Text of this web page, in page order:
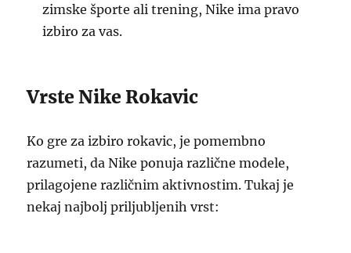
zimske športe ali trening, Nike ima pravo
izbiro za vas.
Vrste Nike Rokavic
Ko gre za izbiro rokavic, je pomembno
razumeti, da Nike ponuja različne modele,
prilagojene različnim aktivnostim. Tukaj je
nekaj najbolj priljubljenih vrst: